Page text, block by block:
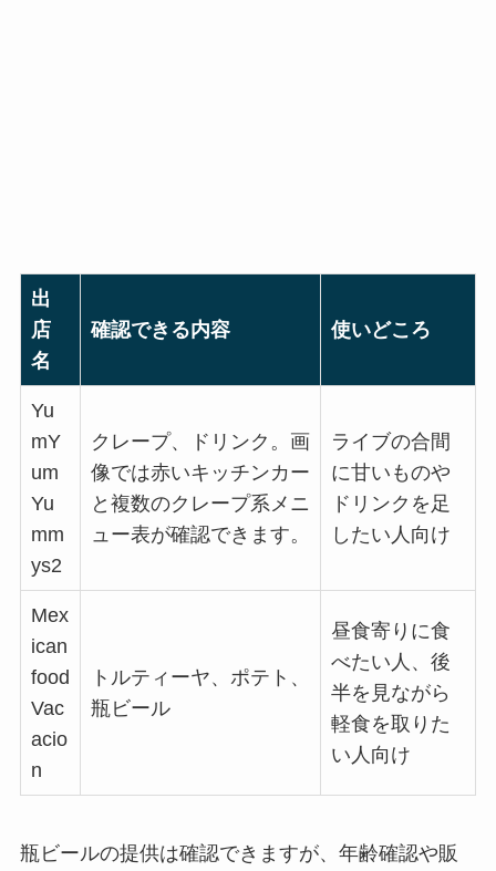
出
店
名
確認できる内容 使いどころ
Yu
mY
um
Yu
mm
ys2
クレープ、ドリンク。画
像では赤いキッチンカー
と複数のクレープ系メニ
ュー表が確認できます。
ライブの合間
に甘いものや
ドリンクを足
したい人向け
Mex
ican
food
Vac
acio
n
トルティーヤ、ポテト、
瓶ビール
昼食寄りに食
べたい人、後
半を見ながら
軽食を取りた
い人向け
瓶ビールの提供は確認できますが、年齢確認や販